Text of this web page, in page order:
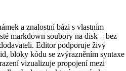
a znalostní bázi s vlastním
markdown soubory na disk – bez
Editor podporuje živý
bloky kódu se zvýrazněním syntaxe
vizualizuje propojení mezi